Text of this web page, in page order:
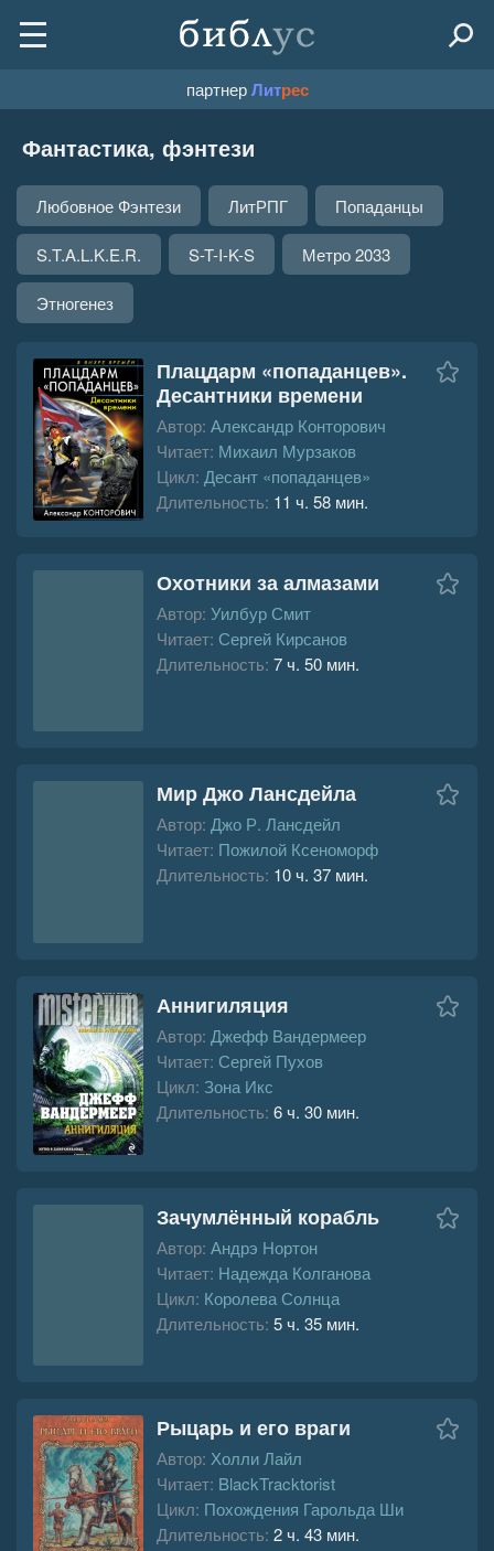
партнерЛитрес
Фантастика, фэнтези
Любовное Фэнтези ЛитРПГ Попаданцы
S.T.A.L.K.E.R. S-T-I-K-S Метро 2033
Этногенез
Плацдарм «попаданцев».
Десантники времени
Автор: Александр Конторович
Читает: Михаил Мурзаков
Цикл: Десант «попаданцев»
Длительность: 11 ч. 58 мин.
Охотники за алмазами
Автор: Уилбур Смит
Читает: Сергей Кирсанов
Длительность: 7 ч. 50 мин.
Мир Джо Лансдейла
Автор: Джо Р. Лансдейл
Читает: Пожилой Ксеноморф
Длительность: 10 ч. 37 мин.
Аннигиляция
Автор: Джефф Вандермеер
Читает: Сергей Пухов
Цикл: Зона Икс
Длительность: 6 ч. 30 мин.
Зачумлённый корабль
Автор: Андрэ Нортон
Читает: Надежда Колганова
Цикл: Королева Солнца
Длительность: 5 ч. 35 мин.
Рыцарь и его враги
Автор: Холли Лайл
Читает: BlackTracktorist
Цикл: Похождения Гарольда Ши
Длительность: 2 ч. 43 мин.